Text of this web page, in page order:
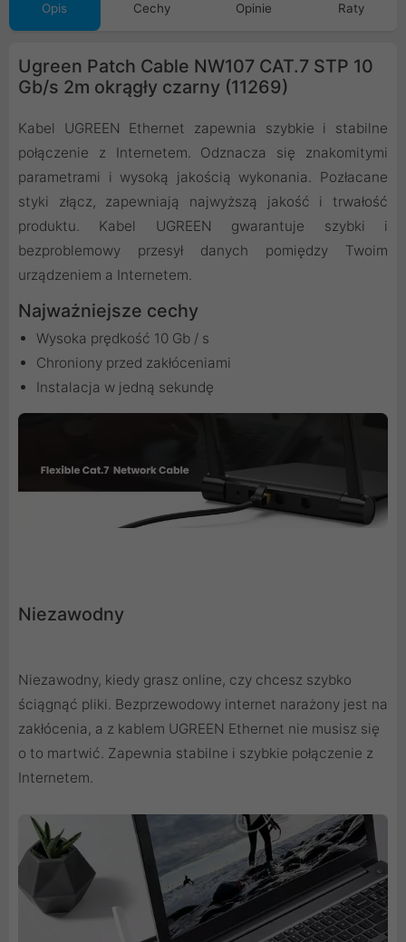
Opis Cechy Opinie Raty
Ugreen Patch Cable NW107 CAT.7 STP 10
Gb/s 2m okrągły czarny (11269)
Kabel UGREEN Ethernet zapewnia szybkie i stabilne
połączenie z Internetem. Odznacza się znakomitymi
parametrami i wysoką jakością wykonania. Pozłacane
styki złącz, zapewniają najwyższą jakość i trwałość
produktu. Kabel UGREEN gwarantuje szybki i
bezproblemowy przesył danych pomiędzy Twoim
urządzeniem a Internetem.
Najważniejsze cechy
Wysoka prędkość 10 Gb / s
Chroniony przed zakłóceniami
Instalacja w jedną sekundę
Niezawodny
Niezawodny, kiedy grasz online, czy chcesz szybko
ściągnąć pliki. Bezprzewodowy internet narażony jest na
zakłócenia, a z kablem UGREEN Ethernet nie musisz się
o to martwić. Zapewnia stabilne i szybkie połączenie z
Internetem.